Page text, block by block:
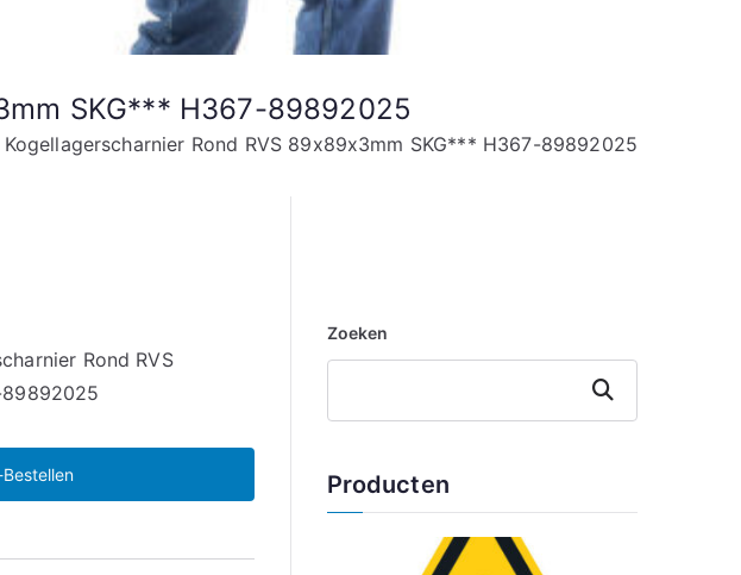
SKG*** H367-89892025
Rond RVS 89x89x3mm SKG*** H367-89892025
Rond RVS
Zoeken
Zoeken
Producten